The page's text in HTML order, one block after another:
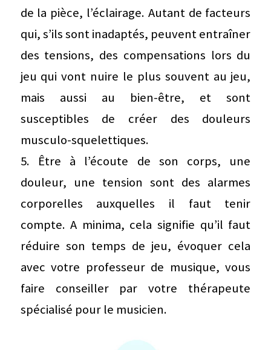
de la pièce, l’éclairage. Autant de facteurs
qui, s’ils sont inadaptés, peuvent entraîner
des tensions, des compensations lors du
jeu qui vont nuire le plus souvent au jeu,
mais aussi au bien-être, et sont
susceptibles de créer des douleurs
musculo-squelettiques.
5. Être à l’écoute de son corps, une
douleur, une tension sont des alarmes
corporelles auxquelles il faut tenir
compte. A minima, cela signifie qu’il faut
réduire son temps de jeu, évoquer cela
avec votre professeur de musique, vous
faire conseiller par votre thérapeute
spécialisé pour le musicien.